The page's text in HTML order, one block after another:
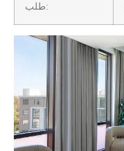
طلب: